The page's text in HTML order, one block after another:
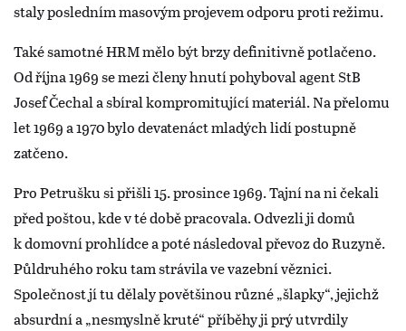
staly posledním masovým projevem odporu proti režimu.
Také samotné HRM mělo být brzy definitivně potlačeno.
Od října 1969 se mezi členy hnutí pohyboval agent StB
Josef Čechal a sbíral kompromitující materiál. Na přelomu
let 1969 a 1970 bylo devatenáct mladých lidí postupně
zatčeno.
Pro Petrušku si přišli 15. prosince 1969. Tajní na ni čekali
před poštou, kde v té době pracovala. Odvezli ji domů
k domovní prohlídce a poté následoval převoz do Ruzyně.
Půldruhého roku tam strávila ve vazební věznici.
Společnost jí tu dělaly povětšinou různé „šlapky“, jejichž
absurdní a „nesmyslně kruté“ příběhy ji prý utvrdily